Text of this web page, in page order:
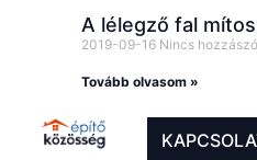
A lélegző fal
2019-09-16 Nincs
Tovább olvasom »